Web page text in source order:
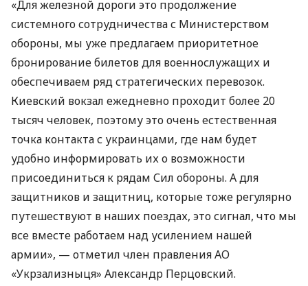
«Для железной дороги это продолжение
системного сотрудничества с Министерством
обороны, мы уже предлагаем приоритетное
бронирование билетов для военнослужащих и
обеспечиваем ряд стратегических перевозок.
Киевский вокзал ежедневно проходит более 20
тысяч человек, поэтому это очень естественная
точка контакта с украинцами, где нам будет
удобно информировать их о возможности
присоединиться к рядам Сил обороны. А для
защитников и защитниц, которые тоже регулярно
путешествуют в наших поездах, это сигнал, что мы
все вместе работаем над усилением нашей
армии», — отметил член правления АО
«Укрзализныця» Александр Перцовский.⠀